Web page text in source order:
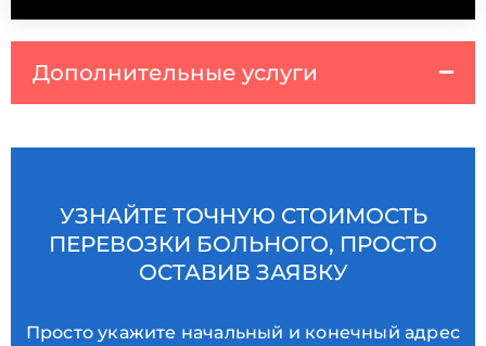
Дополнительные услуги
УЗНАЙТЕ ТОЧНУЮ СТОИМОСТЬ
ПЕРЕВОЗКИ БОЛЬНОГО, ПРОСТО
ОСТАВИВ ЗАЯВКУ
Просто укажите начальный и конечный адрес